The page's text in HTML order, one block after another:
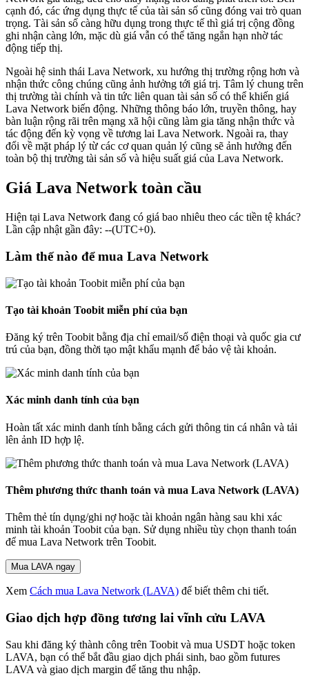
cạnh đó, các ứng dụng thực tế của tài sản số cũng đóng vai trò quan
trọng. Tài sản số càng hữu dụng trong thực tế thì giá trị cộng đồng
ghi nhận càng lớn, mặc dù giá vẫn có thể tăng ngắn hạn nhờ tác
động tiếp thị.
Ngoài hệ sinh thái Lava Network, xu hướng thị trường rộng hơn và
nhận thức công chúng cũng ảnh hưởng tới giá trị. Tâm lý chung trên
thị trường tài chính và tin tức liên quan tài sản số có thể khiến giá
Lava Network biến động. Những thông báo lớn, truyền thông, hay
bàn luận rộng rãi trên mạng xã hội cũng làm gia tăng nhận thức và
tác động đến kỳ vọng về tương lai Lava Network. Ngoài ra, thay
đổi về mặt pháp lý từ các cơ quan quản lý cũng sẽ ảnh hưởng đến
toàn bộ thị trường tài sản số và hiệu suất giá của Lava Network.
Giá Lava Network toàn cầu
Hiện tại Lava Network đang có giá bao nhiêu theo các tiền tệ khác?
Lần cập nhật gần đây: --(UTC+0).
Làm thế nào để mua Lava Network
Tạo tài khoản Toobit miễn phí của bạn
Đăng ký trên Toobit bằng địa chỉ email/số điện thoại và quốc gia cư
trú của bạn, đồng thời tạo mật khẩu mạnh để bảo vệ tài khoản.
Xác minh danh tính của bạn
Hoàn tất xác minh danh tính bằng cách gửi thông tin cá nhân và tải
lên ảnh ID hợp lệ.
Thêm phương thức thanh toán và mua Lava Network (LAVA)
Thêm thẻ tín dụng/ghi nợ hoặc tài khoản ngân hàng sau khi xác
minh tài khoản Toobit của bạn. Sử dụng nhiều tùy chọn thanh toán
để mua Lava Network trên Toobit.
Mua LAVA ngay
Xem Cách mua Lava Network (LAVA) để biết thêm chi tiết.
Giao dịch hợp đồng tương lai vĩnh cửu LAVA
Sau khi đăng ký thành công trên Toobit và mua USDT hoặc token
LAVA, bạn có thể bắt đầu giao dịch phái sinh, bao gồm futures
LAVA và giao dịch margin để tăng thu nhập.